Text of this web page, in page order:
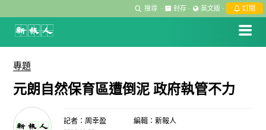
搜尋 · 封存 · 英文版 · 訂閱
專題
元朗自然保育區遭倒泥 政府執管不力
記者：周幸盈 編輯：新報人